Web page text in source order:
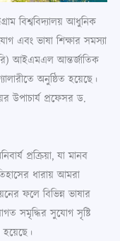
বিশ্ববিদ্যালয় আধুনিক
এবং ভাষা শিক্ষার সমস্যা
আইএমএল আন্তর্জাতিক
অনুষ্ঠিত হয়েছে।
উপাচার্য প্রফেসর ড.
প্রক্রিয়া, যা মানব
ধারায় আমরা
ফলে বিভিন্ন ভাষার
সমৃদ্ধির সুযোগ সৃষ্টি